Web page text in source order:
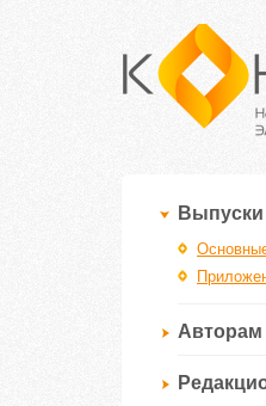
Выпуски
Авторам